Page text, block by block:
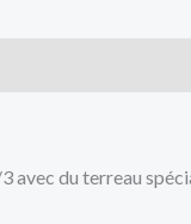
avec du terreau